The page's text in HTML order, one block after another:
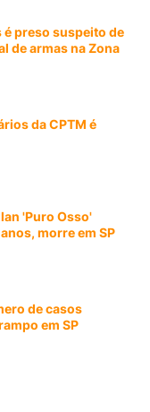
é preso suspeito de
de armas na Zona
da CPTM é
'Puro Osso'
morre em SP
de casos
em SP